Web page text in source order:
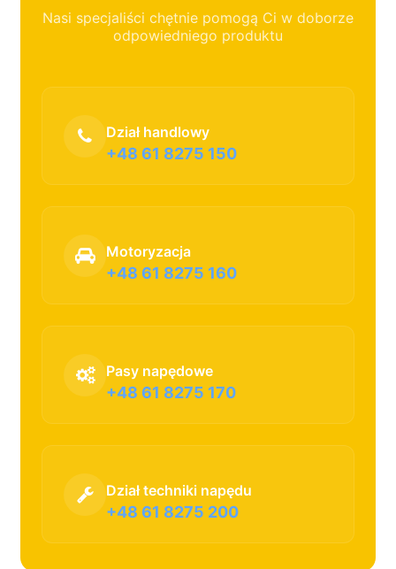
Nasi specjaliści chętnie pomogą Ci w doborze
odpowiedniego produktu
Dział handlowy
+48 61 8275 150
Motoryzacja
+48 61 8275 160
Pasy napędowe
+48 61 8275 170
Dział techniki napędu
+48 61 8275 200